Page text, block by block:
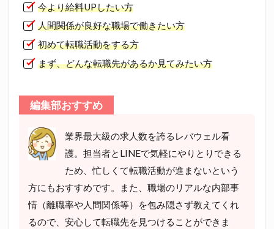
今より給料UPしたい方
人間関係が良好な職場で働きたい方
初めて転職活動をする方
まず、どんな転職先があるか見てみたい方
編集部おすすめ
業界最大級の求人数を誇るレバウェル看
護。担当者とLINEで気軽にやりとりできる
ため、忙しくて転職活動が進まないという
方にもおすすめです。また、職場のリアルな内部事
情（離職率や人間関係等）を包み隠さず教えてくれ
るので、安心して転職先を見つけることができま